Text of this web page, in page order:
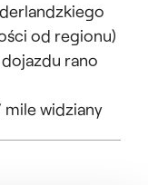
od regionu)
rano
mile widziany